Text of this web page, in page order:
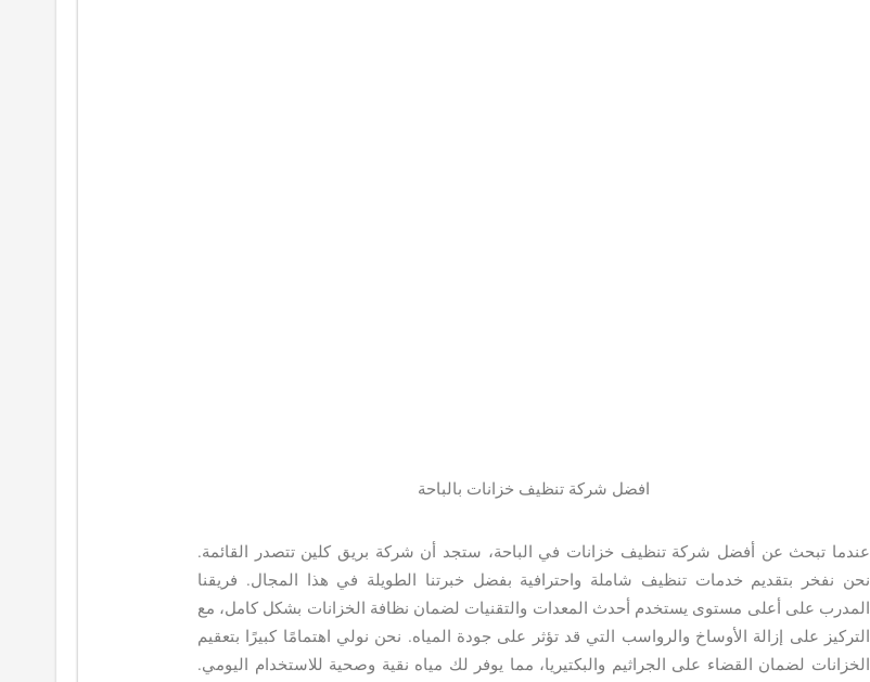
افضل شركة تنظيف خزانات بالباحة
عندما تبحث عن أفضل شركة تنظيف خزانات في الباحة، ستجد أن شركة بريق كلين تتصدر القائمة.
نحن نفخر بتقديم خدمات تنظيف شاملة واحترافية بفضل خبرتنا الطويلة في هذا المجال. فريقنا
المدرب على أعلى مستوى يستخدم أحدث المعدات والتقنيات لضمان نظافة الخزانات بشكل كامل، مع
التركيز على إزالة الأوساخ والرواسب التي قد تؤثر على جودة المياه. نحن نولي اهتمامًا كبيرًا بتعقيم
الخزانات لضمان القضاء على الجراثيم والبكتيريا، مما يوفر لك مياه نقية وصحية للاستخدام اليومي.